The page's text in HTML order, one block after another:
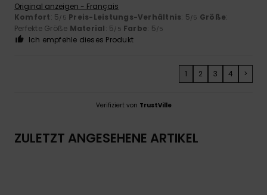
Original anzeigen - Français
Komfort: 5/5 Preis-Leistungs-Verhältnis: 5/5 Größe:
Perfekte Größe Material: 5/5 Farbe: 5/5
Ich empfehle dieses Produkt
1 2 3 4 >
Verifiziert von TrustVille
ZULETZT ANGESEHENE ARTIKEL